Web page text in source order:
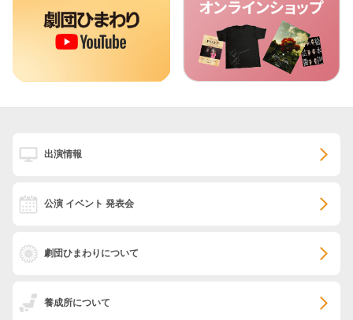
出演情報
公演 イベント 発表会
劇団ひまわりについて
養成所について